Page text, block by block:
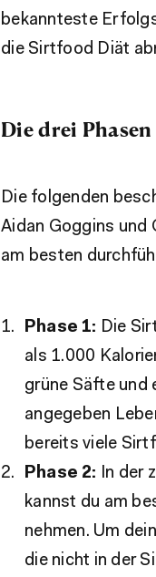
bekannteste
die Sirtfood Diät
Die drei
Die folgenden
Aidan Goggins und
am besten
Phase 1: Die
als 1.000
grüne Säfte und
angegeben
bereits viele
Phase 2: In der
kannst du am
nehmen. Um
die nicht in der